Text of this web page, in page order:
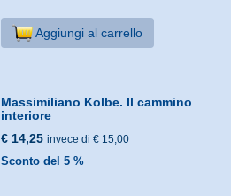
Aggiungi al carrello
Massimiliano Kolbe. Il cammino
interiore
€ 14,25 invece di € 15,00
Sconto del 5 %